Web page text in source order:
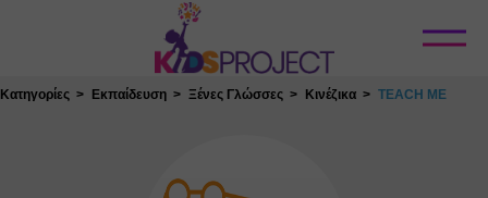
Κλείσιμο
Κατηγορίες Εκπαίδευση Ξένες Γλώσσες Κινέζικα TEACH ME